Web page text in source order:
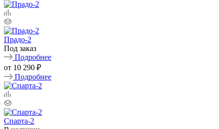
Прадо-2
Под заказ
Подробнее
от 10 290 ₽
Подробнее
Спарта-2